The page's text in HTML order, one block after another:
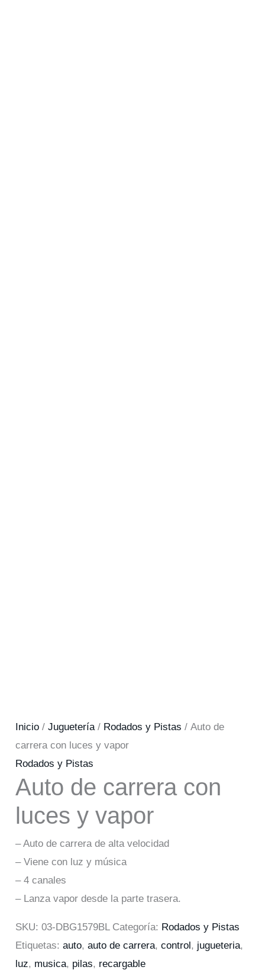
Inicio /Juguetería / Rodados y Pistas / Auto de
carrera con luces y vapor
Rodados y Pistas
Auto de carrera con
luces y vapor
– Auto de carrera de alta velocidad
– Viene con luz y música
– 4 canales
– Lanza vapor desde la parte trasera.
SKU:03-DBG1579BL Categoría: Rodados y Pistas
Etiquetas:auto,auto de carrera,control, jugueteria,
luz, musica, pilas, recargable